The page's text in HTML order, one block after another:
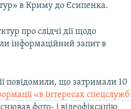
в Криму до Єсипенка.
про слідчі дії щодо
інформаційний запит в
повідомили, що затримали 10
«в інтересах спецслужб